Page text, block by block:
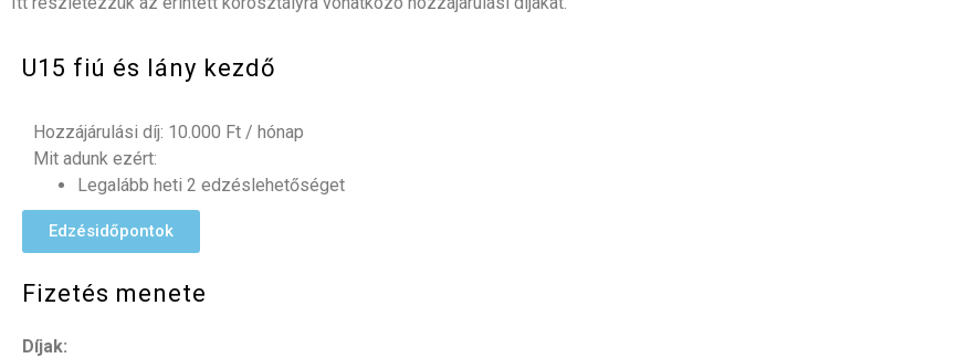
U15 fiú és lány kezdő
Hozzájárulási díj: 10.000 Ft / hónap
Mit adunk ezért:
Legalább heti 2 edzéslehetőséget
Edzésidőpontok
Fizetés menete
Díjak: